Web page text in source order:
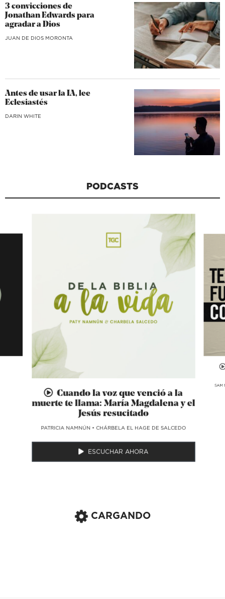
3 convicciones de
Jonathan Edwards para
agradar a Dios
JUAN DE DIOS MORONTA
Antes de usar la IA, lee
Eclesiastés
DARIN WHITE
PODCASTS
Cuando la voz que venció a la
muerte te llama: María Magdalena y el
Jesús resucitado
​PATRICIA NAMNÚN •CHÁRBELA EL HAGE DE SALCEDO
ESCUCHAR AHORA
SAM
CARGANDO